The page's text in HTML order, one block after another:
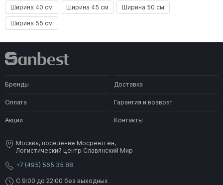
Ширина 40 см Ширина 45 см Ширина 50 см
Ширина 55 см
Бренды Доставка
Оплата Гарантия и возврат
Акции Контакты
Москва, поселение Мосрентген,
Логистический центр Славянский Мир
+7 (495) 565 35 88
C 9:00 до 22:00 без выходных